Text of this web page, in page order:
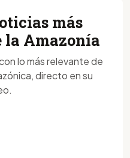
más
la Amazonía
lo más relevante de
directo en su